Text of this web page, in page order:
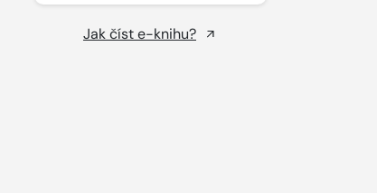
Jak číst e-knihu?